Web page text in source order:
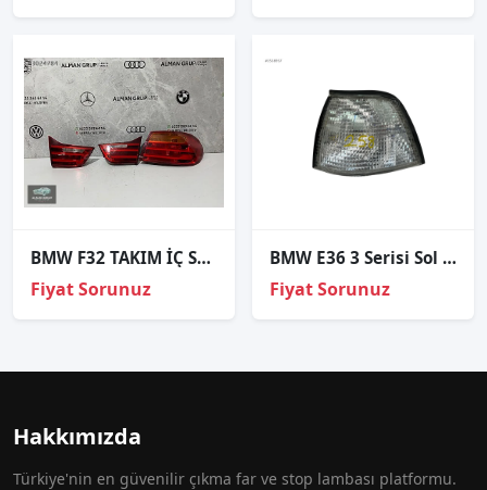
BMW F32 TAKIM İÇ SAĞ DIŞ STOP HATASIZ ORJİNAL
Fiyat Sorunuz
BMW E36 3 Serisi Sol Sinyal Deposu - Oto Çıkma Parçaları
Fiyat Sorunuz
Hakkımızda
Türkiye'nin en güvenilir çıkma far ve stop lambası platformu.